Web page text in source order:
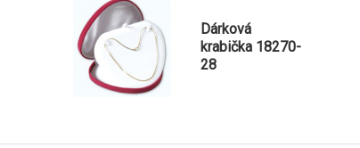
Dárková
krabička 18270-
28